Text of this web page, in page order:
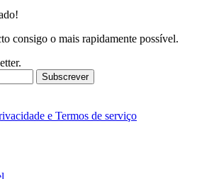
consigo o mais rapidamente possível.
Subscrever
e Termos de serviço